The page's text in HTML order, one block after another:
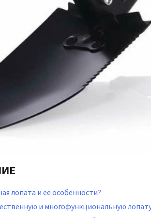
лопата и ее особенности?
и многофункциональную